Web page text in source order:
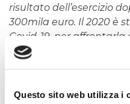
Questo sito web utilizza i
risultato dell’esercizio
300mila euro. Il 2020 è
Covid-19, per
comitato interno
gestione del rischio ha